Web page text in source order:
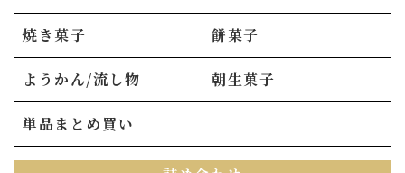
焼き菓子 餅菓子
ようかん/流し物 朝生菓子
単品まとめ買い